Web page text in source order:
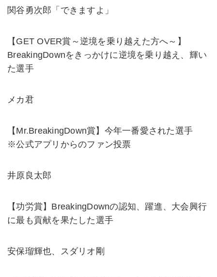
関谷勇次郎「できますよ」
【GET OVER賞～逆境を乗り越えた方へ～​​】
BreakingDownをきっかけに逆境を乗り越え、輝い
た選手​​
メカ君
【Mr.BreakingDown賞】今年一番愛された選手
※公式アプリからのファン投票
井原良太郎
【功労賞​​】BreakingDownの認知、躍進、大会興行
に最も貢献を果たした選手
​安保瑠輝也、スダリオ剛